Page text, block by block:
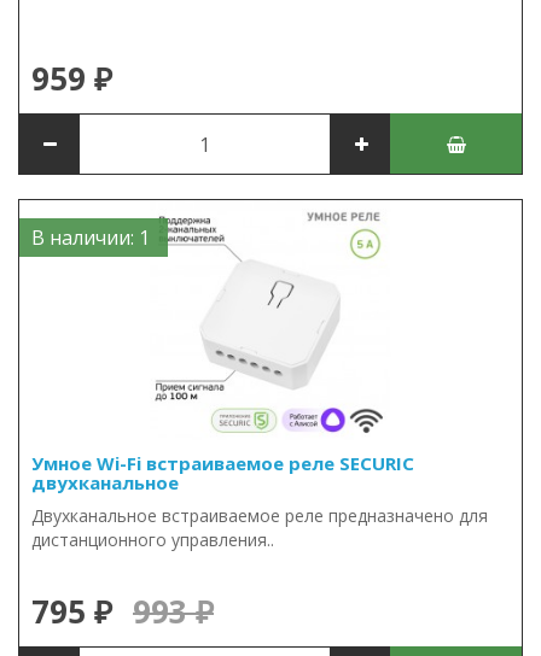
959 ₽
В наличии: 1
Умное Wi-Fi встраиваемое реле SECURIC
двухканальное
Двухканальное встраиваемое реле предназначено для
дистанционного управления..
795 ₽ 993 ₽